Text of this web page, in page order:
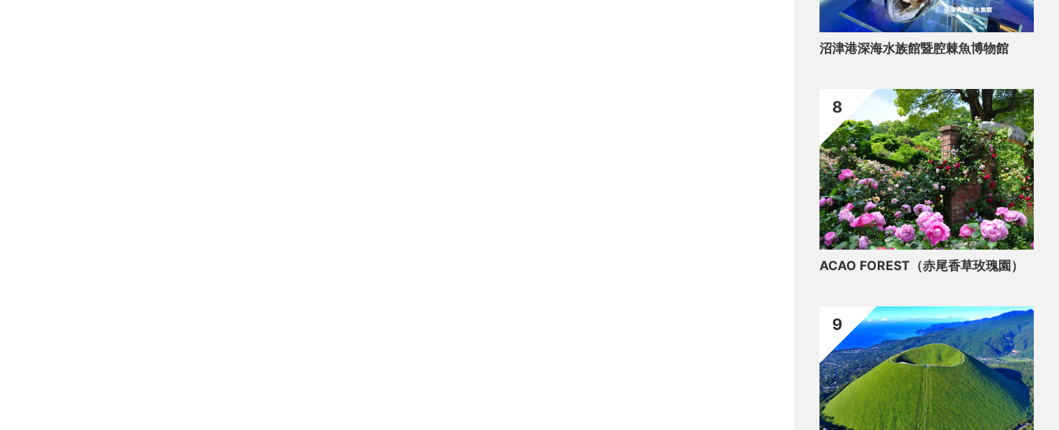
沼津港深海水族館暨腔棘魚博物館
ACAO FOREST（赤尾香草玫瑰園）
8
9